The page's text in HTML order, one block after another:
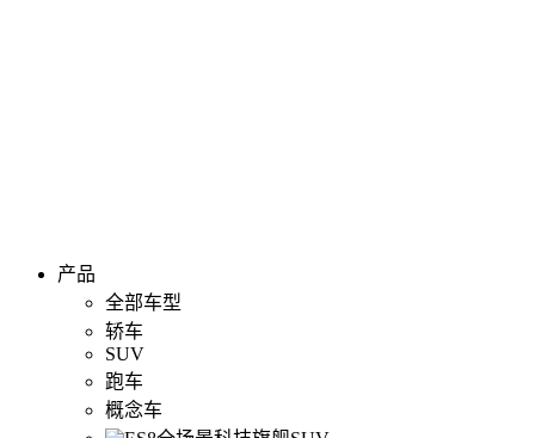
产品
全部车型
轿车
SUV
跑车
概念车